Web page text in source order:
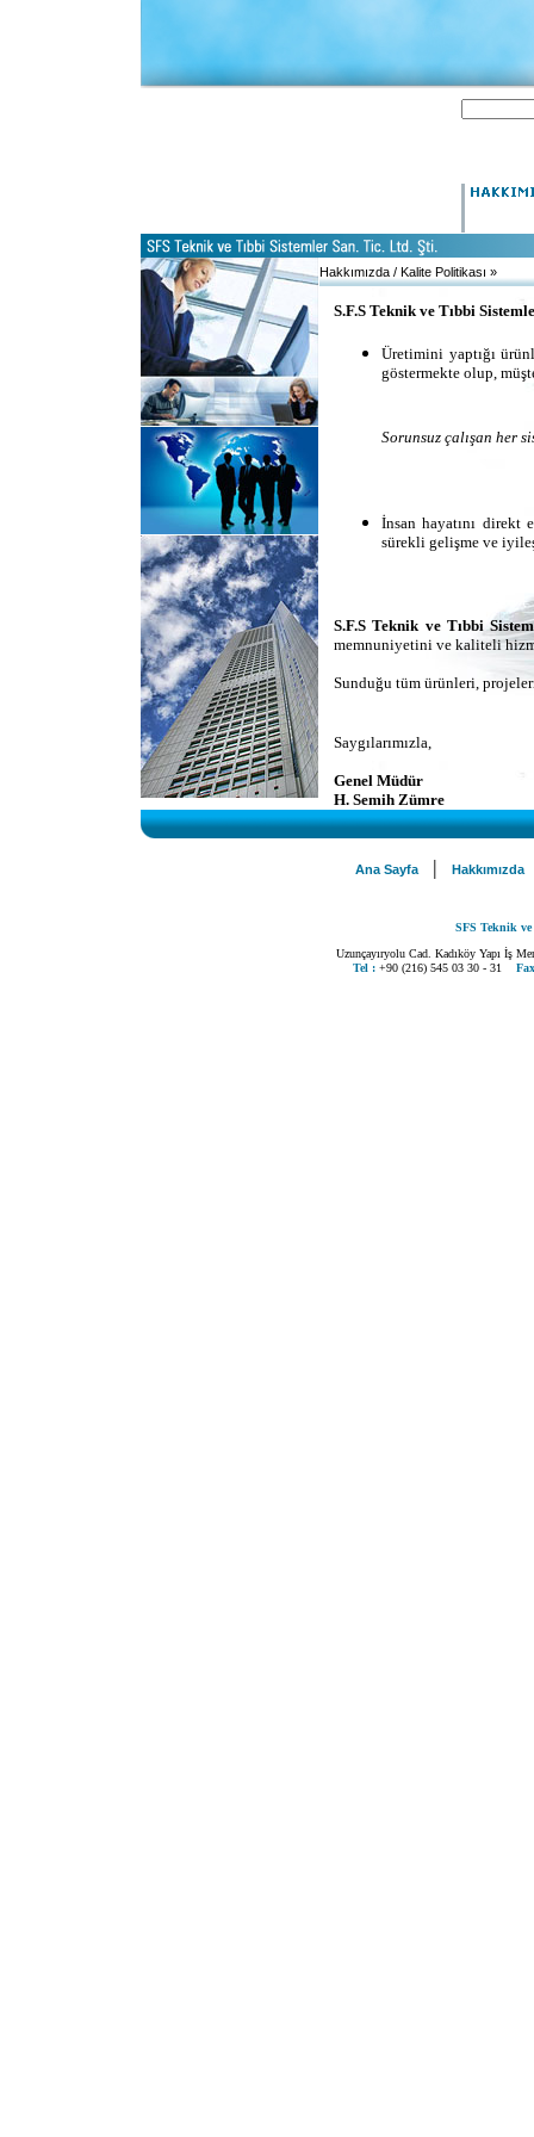
Hakkımızda / Kalite Politikası »
S.F.S Teknik ve Tıbbi
Üretimini yaptığı
göstermekte olup,
Sorunsuz çalışan her
İnsan hayatını
sürekli gelişme ve
S.F.S Teknik ve Tıbbi
memnuniyetini ve kaliteli
Sunduğu tüm ürünleri,
Saygılarımızla,
Genel Müdür
H. Semih Zümre
Ana Sayfa | Hakkımızda
SFS Teknik
Uzunçayıryolu Cad. Kadıköy Yapı İş
Tel : +90 (216) 545 03 30 - 31